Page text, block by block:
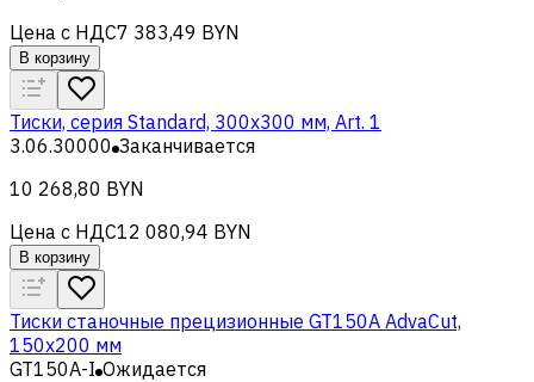
Цена с НДС7 383,49 BYN
В корзину
Тиски, серия Standard, 300x300 мм, Art. 1
3.06.30000 Заканчивается
10 268,80 BYN
Цена с НДС12 080,94 BYN
В корзину
Тиски станочные прецизионные GT150A AdvaCut,
150x200 мм
GT150A-I Ожидается